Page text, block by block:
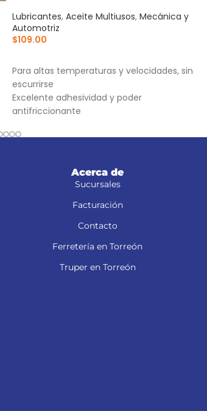
Lubricantes, Aceite Multiusos, Mecánica y
Automotriz
$109.00
Para altas temperaturas y velocidades, sin
escurrirse
Excelente adhesividad y poder
antifriccionante
herrumbre
Acerca de
Sucursales
Facturación
Contacto
Ferretería en Torreón
Truper en Torreón